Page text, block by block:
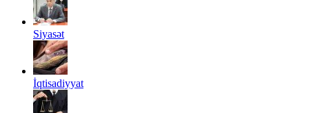
Siyasət
İqtisadiyyat